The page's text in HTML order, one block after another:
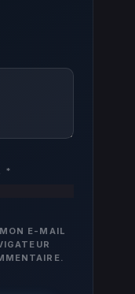
*
E-MAIL